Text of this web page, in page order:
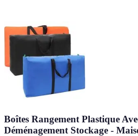
Boîtes Rangement Plastique
Déménagement Stockage -